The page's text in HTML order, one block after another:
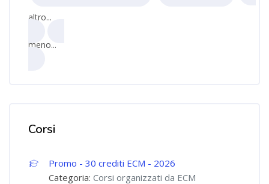
altro...
meno...
Corsi
Promo - 30 crediti ECM - 2026
Categoria:Corsi organizzati da ECM